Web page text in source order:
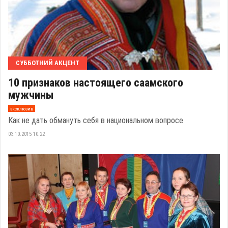
СУББОТНИЙ АКЦЕНТ
10 признаков настоящего саамского
мужчины
эксклюзив
Как не дать обмануть себя в национальном вопросе
03.10.2015 10:22